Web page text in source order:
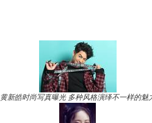
黄新皓时尚写真曝光 多种风格演绎不一样的魅